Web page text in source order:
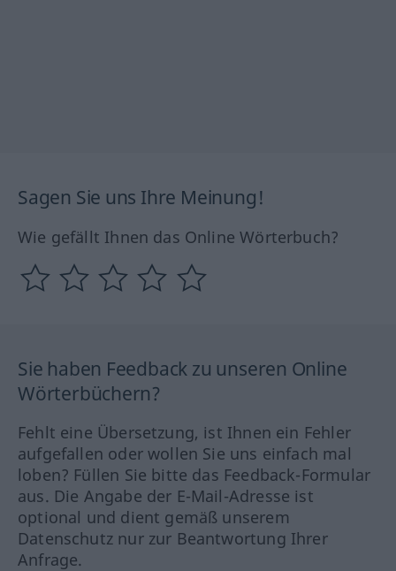
Sagen Sie uns Ihre Meinung!
Wie gefällt Ihnen das Online Wörterbuch?
Sie haben Feedback zu unseren Online
Wörterbüchern?
Fehlt eine Übersetzung, ist Ihnen ein Fehler
aufgefallen oder wollen Sie uns einfach mal
loben? Füllen Sie bitte das Feedback-Formular
aus. Die Angabe der E-Mail-Adresse ist
optional und dient gemäß unserem
Datenschutz nur zur Beantwortung Ihrer
Anfrage.